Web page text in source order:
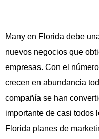
Many en Florida debe
nuevos negocios que
empresas. Con el
crecen en abundancia
compañía se han
importante de casi todos
Florida planes de